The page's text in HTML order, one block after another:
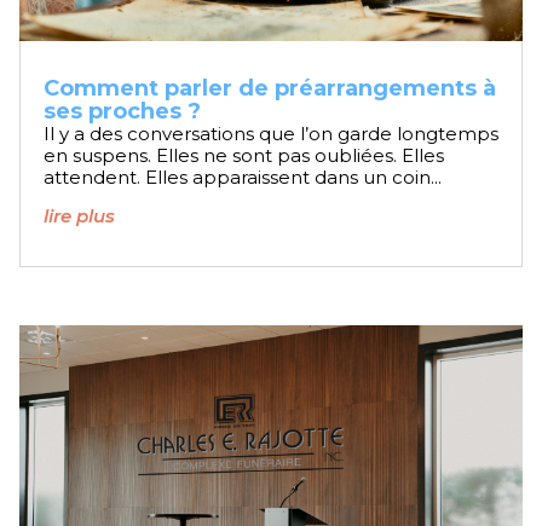
Comment parler de préarrangements à
ses proches ?
Il y a des conversations que l’on garde longtemps
en suspens. Elles ne sont pas oubliées. Elles
attendent. Elles apparaissent dans un coin...
lire plus